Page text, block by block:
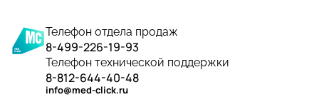
Телефон отдела продаж
8-499-226-19-93
Телефон технической поддержки
8-812-644-40-48
info@med-click.ru